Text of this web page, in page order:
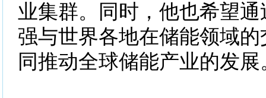
业集群。同时，他也希望
强与世界各地在储能领域
同推动全球储能产业的发展